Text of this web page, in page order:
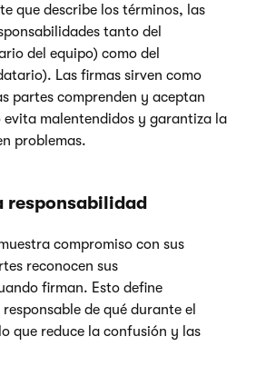
que describe los términos, las
tanto del
del equipo) como del
Las firmas sirven como
partes comprenden y aceptan
evita malentendidos y garantiza la
problemas.
responsabilidad
compromiso con sus
reconocen sus
firman. Esto define
de qué durante el
que reduce la confusión y las